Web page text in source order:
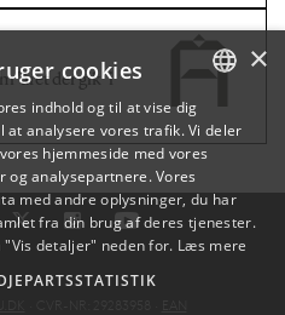
'året der gik' i
DANISH
DANISH
×
cookies
indhold og til at vise dig
analysere vores trafik. Vi deler
hjemmeside med vores
analysepartnere. Vores
med andre oplysninger, du har
fra din brug af deres tjenester.
"Vis detaljer" neden for. Læs mere